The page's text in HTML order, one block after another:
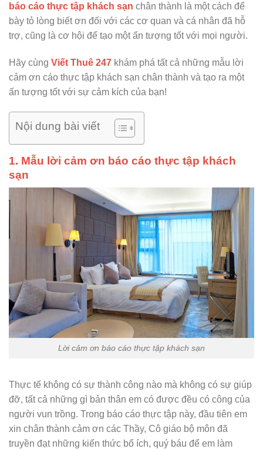
báo cáo thực tập khách sạn chân thành là một cách để
bày tỏ lòng biết ơn đối với các cơ quan và cá nhân đã hỗ
trợ, cũng là cơ hội để tạo một ấn tượng tốt với mọi người.
Hãy cùng Viết Thuê 247 khám phá tất cả những mẫu lời
cảm ơn cáo thực tập khách sạn chân thành và tạo ra một
ấn tượng tốt với sự cảm kích của bạn!
Nội dung bài viết
1. Mẫu lời cảm ơn báo cáo thực tập khách
sạn
Lời cảm ơn báo cáo thực tập khách sạn
Thực tế không có sự thành công nào mà không có sự giúp
đỡ, tất cả những gì bản thân em có được đều có công của
người vun trồng. Trong báo cáo thực tập này, đầu tiên em
xin chân thành cảm ơn các Thầy, Cô giáo bộ môn đã
truyền đạt những kiến thức bổ ích, quý báu để em làm